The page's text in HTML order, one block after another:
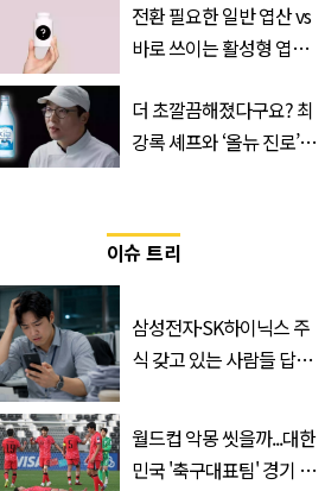
트
전환 필요한 일반 엽산 vs
바로 쓰이는 활성형 엽
‘Quatrefolic®’ 주목
더 초깔끔해졌다구요? 최
강록 셰프와 ‘올뉴 진로’의
이슈 트리
삼성전자·SK하이닉스 주
식 갖고 있는 사람들 답답
월드컵 악몽 씻을까...대한
민국 '축구대표팀' 경기 확